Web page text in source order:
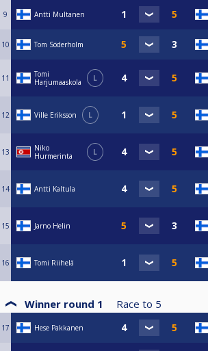
9 Antti Multanen
10 Tom Söderholm
11
Tomi
Harjumaaskola
L
12 Ville Eriksson L
13
Niko
Hurmerinta
L
14 Antti Kaltula
15 Jarno Helin
16 Tomi Riihelä
Winner round 1 Race to 5
17 Hese Pakkanen